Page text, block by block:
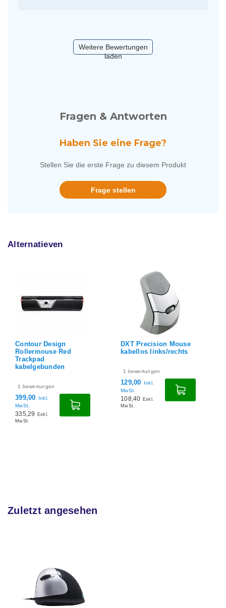
Weitere Bewertungen
laden
Fragen & Antworten
Haben Sie eine Frage?
Stellen Sie die erste Frage zu diesem Produkt
Frage stellen
Alternatieven
Contour Design
Rollermouse Red
Trackpad
kabelgebunden
1 bewertungen
399,00
Inkl.
MwSt.
335,29
Exkl.
MwSt.
DXT Precision Mouse
kabellos links/rechts
1 bewertungen
129,00
Inkl.
MwSt.
108,40 Exkl.
MwSt.
Zuletzt angesehen